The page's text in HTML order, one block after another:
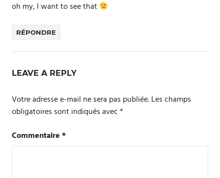
oh my, I want to see that
RÉPONDRE
LEAVE A REPLY
Votre adresse e-mail ne sera pas publiée.Les champs
obligatoires sont indiqués avec*
Commentaire*